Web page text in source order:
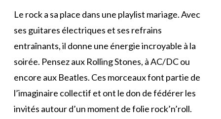
Le rock a sa place dans une playlist mariage. Avec
ses guitares électriques et ses refrains
entraînants, il donne une énergie incroyable à la
soirée. Pensez aux Rolling Stones, à AC/DC ou
encore aux Beatles. Ces morceaux font partie de
l’imaginaire collectif et ont le don de fédérer les
invités autour d’un moment de folie rock’n’roll.